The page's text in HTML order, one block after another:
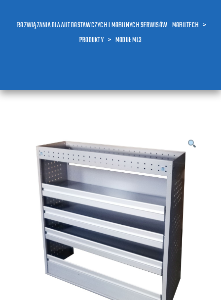
ROZWIĄZANIA DLA AUT DOSTAWCZYCH I MOBILNYCH SERWISÓW - MOBILTECH >
PRODUKTY > MODUŁ ML3